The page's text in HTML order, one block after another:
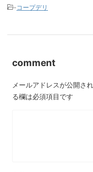
-コープデリ
comment
メールアドレスが公開さ
る欄は必須項目です